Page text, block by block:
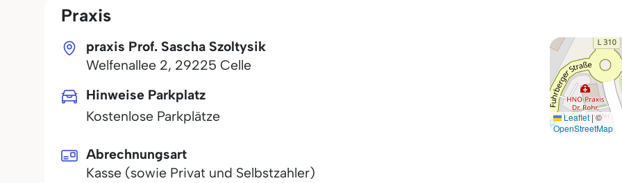
Praxis
praxis Prof. Sascha Szoltysik
Welfenallee 2, 29225 Celle
Leaflet|©
OpenStreetMap
Hinweise Parkplatz
Kostenlose Parkplätze
Abrechnungsart
Kasse (sowie Privat und Selbstzahler)